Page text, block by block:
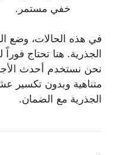
خفي مستمر.
في هذه الحالات، وضع
الجذرية. هنا تحتاج
نحن نستخدم أحدث
متناهية وبدون تكسير
الجذرية مع الضمان.